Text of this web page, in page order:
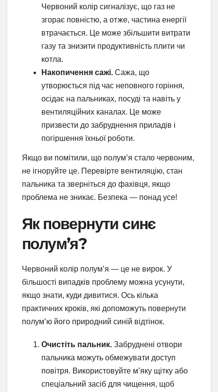
Червоний колір сигналізує, що газ не
згорає повністю, а отже, частина енергії
втрачається. Це може збільшити витрати
газу та знизити продуктивність плити чи
котла.
Накопичення сажі. Сажа, що
утворюється під час неповного горіння,
осідає на пальниках, посуді та навіть у
вентиляційних каналах. Це може
призвести до забруднення приладів і
погіршення їхньої роботи.
Якщо ви помітили, що полум’я стало червоним,
не ігноруйте це. Перевірте вентиляцію, стан
пальника та зверніться до фахівця, якщо
проблема не зникає. Безпека — понад усе!
Як повернути синє
полум’я?
Червоний колір полум’я — це не вирок. У
більшості випадків проблему можна усунути,
якщо знати, куди дивитися. Ось кілька
практичних кроків, які допоможуть повернути
полум’ю його природний синій відтінок.
Очистіть пальник. Забруднені отвори
пальника можуть обмежувати доступ
повітря. Використовуйте м’яку щітку або
спеціальний засіб для чищення, щоб